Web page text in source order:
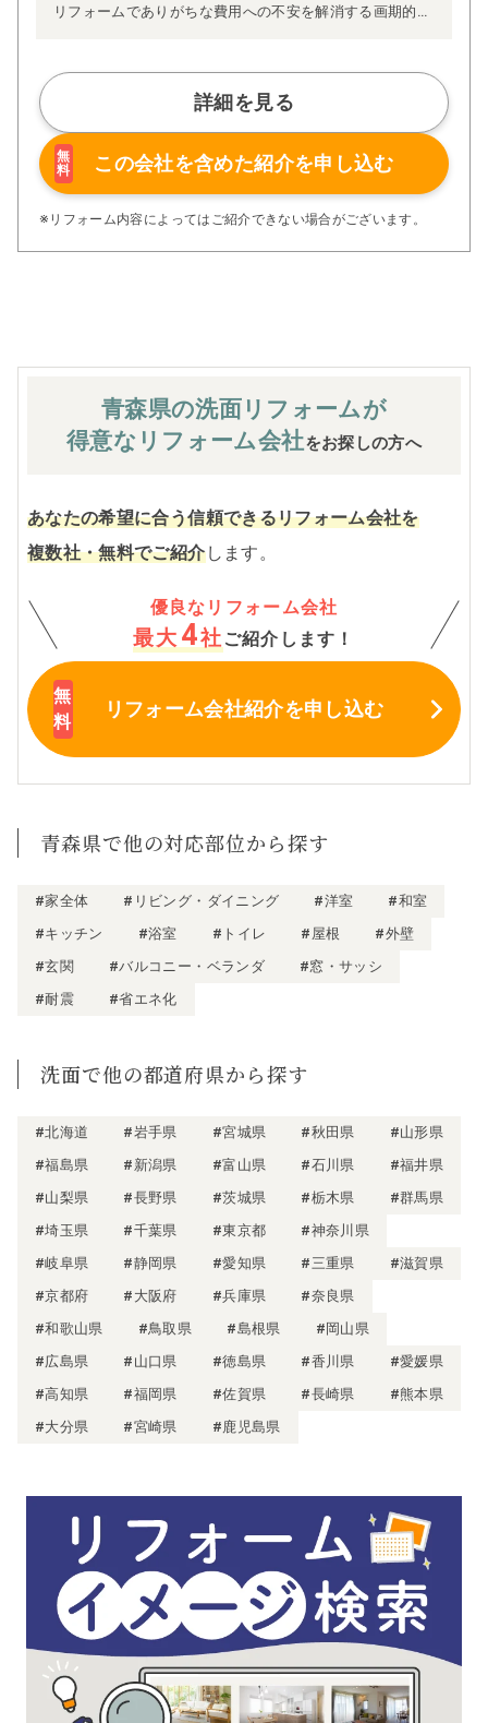
リフォームでありがちな費用への不安を解消する画期的な
ム」、経験豊かなセールスエンジニアによる「一貫担当
制」などが高い信頼を得ています。
また、大規模リフォームに習熟した施工管理者が現場を統
括する「専属棟梁制」、豊富な実績に裏付けられた充実の
施工マニュアルや検査体制により高い施工品質を実現。
さらに、住友不動産のリフォームならではの充実の保証、
アフターサービス体制で工事後も安心です。
ぜひ、あなたの大切なお住まいの再生を私たちにお任せく
詳細を見る
無
料
この会社を含めた紹介を申し込む
※リフォーム内容によってはご紹介できない場合がございます。
青森県の洗面 リフォームが
得意なリフォーム会社をお探しの方へ
あなたの希望に合う信頼できるリフォーム会社を
複数社・無料でご紹介します。
優良なリフォーム会社
最大 4社 ご紹介します！
リフォーム会社紹介を申し込む
青森県で他の対応部位から探す
#家全体 #リビング・ダイニング #洋室
#和室
#キッチン
#浴室 #トイレ #屋根
#外壁
#玄関
#バルコニー・ベランダ
#窓・サッシ
#耐震
#省エネ化
洗面で他の都道府県から探す
#北海道 #岩手県 #宮城県 #秋田県
#山形県
#福島県
#新潟県 #富山県 #石川県
#福井県
#山梨県
#長野県 #茨城県 #栃木県
#群馬県
#埼玉県
#千葉県 #東京都
#神奈川県
#岐阜県
#静岡県 #愛知県 #三重県
#滋賀県
#京都府
#大阪府 #兵庫県
#奈良県
#和歌山県
#鳥取県 #島根県
#岡山県
#広島県
#山口県 #徳島県 #香川県
#愛媛県
#高知県
#福岡県 #佐賀県 #長崎県
#熊本県
#大分県
#宮崎県 #鹿児島県